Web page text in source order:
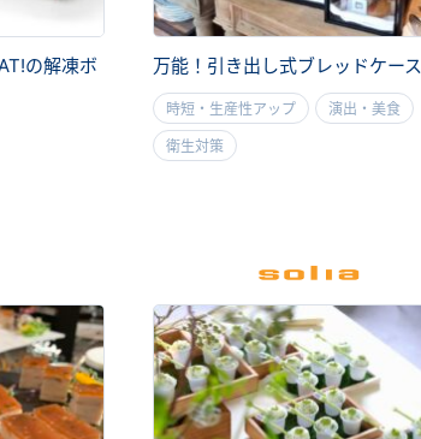
の解凍ボ
万能！引き出し式ブレッドケース
時短・生産性アップ 演出・美食
衛生対策